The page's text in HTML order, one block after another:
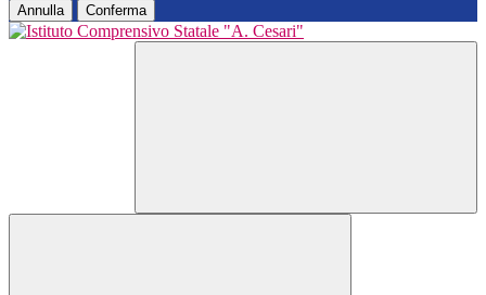
Annulla Conferma